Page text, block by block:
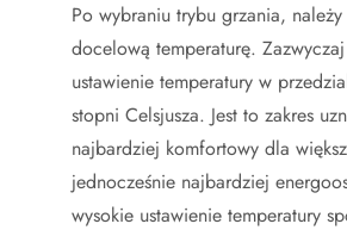
Po wybraniu trybu grzania, należy
docelową temperaturę.
ustawienie temperatury w
stopni Celsjusza. Jest to zakres
najbardziej komfortowy dla
jednocześnie najbardziej
wysokie ustawienie temperatury